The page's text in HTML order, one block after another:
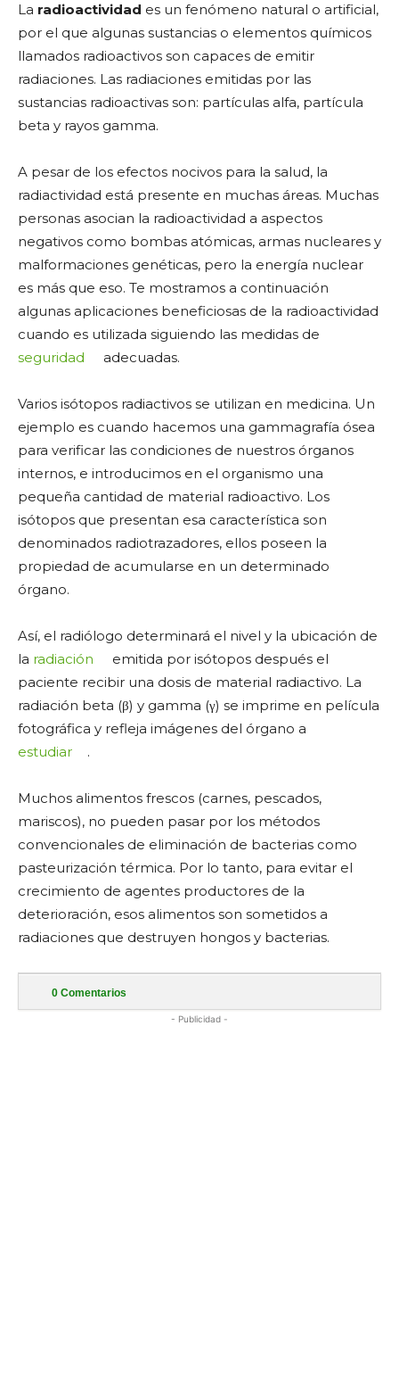
La radioactividad es un fenómeno natural o artificial,
por el que algunas sustancias o elementos químicos
llamados radioactivos son capaces de emitir
radiaciones. Las radiaciones emitidas por las
sustancias radioactivas son: partículas alfa, partícula
beta y rayos gamma.
A pesar de los efectos nocivos para la salud, la
radiactividad está presente en muchas áreas. Muchas
personas asocian la radioactividad a aspectos
negativos como bombas atómicas, armas nucleares y
malformaciones genéticas, pero la energía nuclear
es más que eso. Te mostramos a continuación
algunas aplicaciones beneficiosas de la radioactividad
cuando es utilizada siguiendo las medidas de
seguridad
adecuadas.
Varios isótopos radiactivos se utilizan en medicina. Un
ejemplo es cuando hacemos una gammagrafía ósea
para verificar las condiciones de nuestros órganos
internos, e introducimos en el organismo una
pequeña cantidad de material radioactivo. Los
isótopos que presentan esa característica son
denominados radiotrazadores, ellos poseen la
propiedad de acumularse en un determinado
órgano.
Así, el radiólogo determinará el nivel y la ubicación de
la radiación
emitida por isótopos después el
paciente recibir una dosis de material radiactivo. La
radiación beta (β) y gamma (γ) se imprime en película
fotográfica y refleja imágenes del órgano a
estudiar
.
Muchos alimentos frescos (carnes, pescados,
mariscos), no pueden pasar por los métodos
convencionales de eliminación de bacterias como
pasteurización térmica. Por lo tanto, para evitar el
crecimiento de agentes productores de la
deterioración, esos alimentos son sometidos a
radiaciones que destruyen hongos y bacterias.
0 Comentarios
- Publicidad -